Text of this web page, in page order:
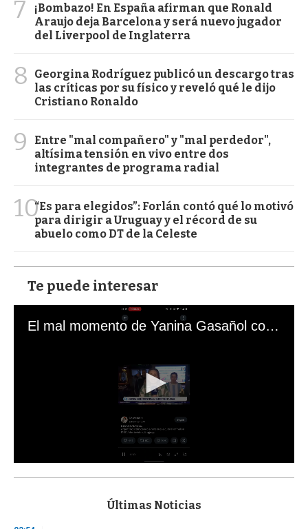
7
¡Bombazo! En España afirman que Ronald
Araujo deja Barcelona y será nuevo jugador
del Liverpool de Inglaterra
8
Georgina Rodríguez publicó un descargo tras
las críticas por su físico y reveló qué le dijo
Cristiano Ronaldo
9
Entre "mal compañero" y "mal perdedor",
altísima tensión en vivo entre dos
integrantes de programa radial
10“Es para elegidos”: Forlán contó qué lo motivó
para dirigir a Uruguay y el récord de su
abuelo como DT de la Celeste
Te puede interesar
El mal momento de Yanina Gasañol con un hincha argentino en "Subrayado"
s
Últimas Noticias